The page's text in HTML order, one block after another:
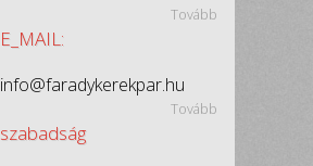
Tovább
E_MAIL:
info@faradykerekpar.hu
Tovább
szabadság